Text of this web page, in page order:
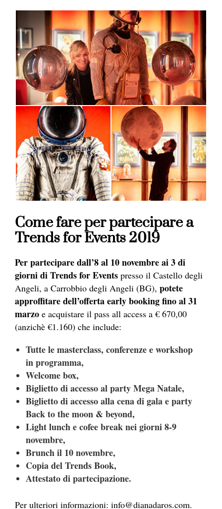
Come fare per partecipare a
Trends for Events 2019
Per partecipare dall’8 al 10 novembre ai 3 di
giorni di Trends for Events presso il Castello degli
Angeli, a Carrobbio degli Angeli (BG), potete
approffitare dell’offerta early booking fino al 31
marzo e acquistare il pass all access a € 670,00
(anzichè €1.160) che include:
Tutte le masterclass, conferenze e workshop
in programma,
Welcome box,
Biglietto di accesso al party Mega Natale,
Biglietto di accesso alla cena di gala e party
Back to the moon & beyond,
Light lunch e cofee break nei giorni 8-9
novembre,
Brunch il 10 novembre,
Copia del Trends Book,
Attestato di partecipazione.
Per ulteriori informazioni: info@dianadaros.com.